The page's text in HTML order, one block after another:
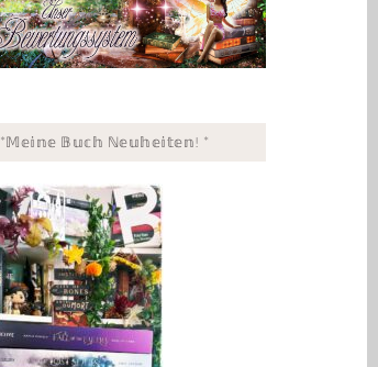
*𝕄𝕖𝕚𝕟𝕖 𝔹𝕦𝕔𝕙 ℕ𝕖𝕦𝕙𝕖𝕚𝕥𝕖𝕟! *